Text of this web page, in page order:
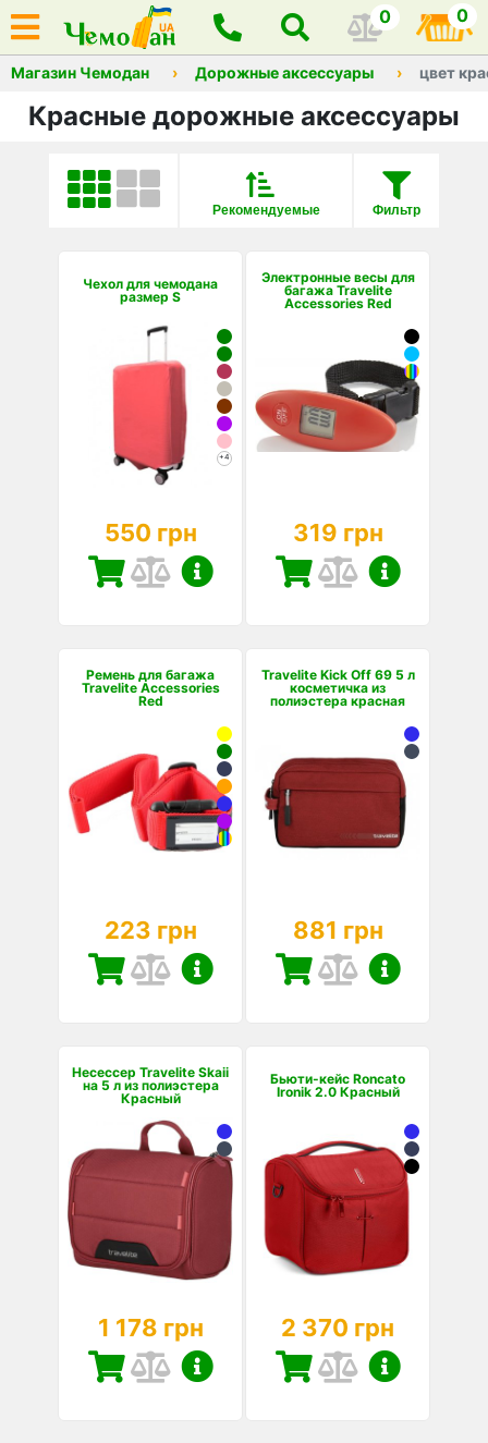
0 0
Магазин Чемодан Дорожные аксессуары цвет
Красные дорожные аксессуары
Фильтр
Рекомендуемые
Чехол для чемодана
размер S
+4
550 грн
Электронные весы для
багажа Travelite
Accessories Red
319 грн
Ремень для багажа
Travelite Accessories
Red
223 грн
Travelite Kick Off 69 5 л
косметичка из
полиэстера красная
881 грн
Несессер Travelite Skaii
на 5 л из полиэстера
Красный
1 178 грн
Бьюти-кейс Roncato
Ironik 2.0 Красный
2 370 грн